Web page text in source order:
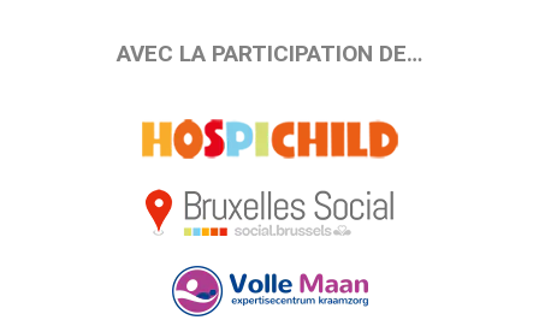
AVEC LA PARTICIPATION DE…